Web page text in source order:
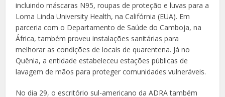
incluindo máscaras N95, roupas de proteção e luvas para a
Loma Linda University Health, na Califórnia (EUA). Em
parceria com o Departamento de Saúde do Camboja, na
África, também proveu instalações sanitárias para
melhorar as condições de locais de quarentena. Já no
Quênia, a entidade estabeleceu estações públicas de
lavagem de mãos para proteger comunidades vulneráveis.
No dia 29, o escritório sul-americano da ADRA também